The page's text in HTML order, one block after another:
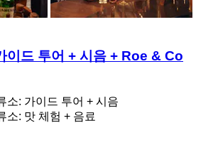
이드 투어 + 시음 + Roe & Co
소: 가이드 투어 + 시음
소: 맛 체험 + 음료